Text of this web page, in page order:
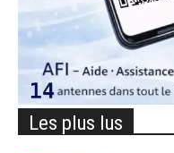
Les plus lus